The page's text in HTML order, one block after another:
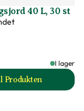
40 L, 30 st
I lager
Produkten
till Planteringsjord